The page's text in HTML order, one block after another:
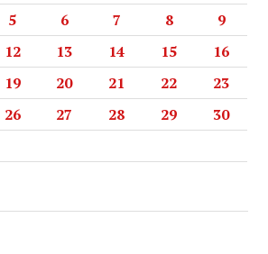
5 6 7 8
9
12 13 14 15
16
19 20 21 22
23
26 27 28 29
30